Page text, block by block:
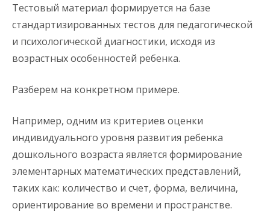
Тестовый материал формируется на базе
стандартизированных тестов для педагогической
и психологической диагностики, исходя из
возрастных особенностей ребенка.
Разберем на конкретном примере.
Например, одним из критериев оценки
индивидуального уровня развития ребенка
дошкольного возраста является формирование
элементарных математических представлений,
таких как: количество и счет, форма, величина,
ориентирование во времени и пространстве.